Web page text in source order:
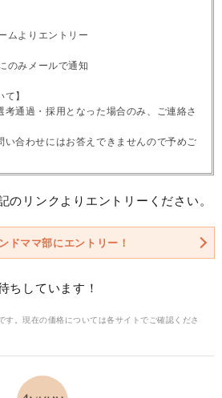
ムよりエントリー
のみメールで通知
】
考通過・採用となった場合のみ、ご連絡さ
い合わせにはお答えできませんので予めご
のリンクよりエントリーください。
ドママ部にエントリー！
ちしています！
。現在の価格については各サイトでご確認くださ